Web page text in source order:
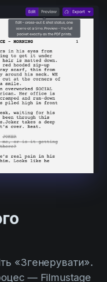
«Згенерувати».
— Filmustage